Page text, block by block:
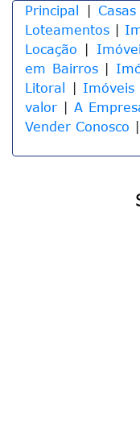
Principal Casas
Loteamentos
Locação
em Bairros|
Litoral
Imóveis
valor |A
Vender Conosco